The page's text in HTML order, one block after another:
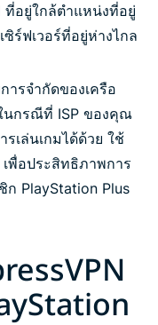
ที่อยู่ใกล้ตำแหน่งที่อยู่
ร์ฟเวอร์ที่อยู่ห่างไกล
ารจำกัดของเครือ
นกรณีที่ ISP ของคุณ
เล่นเกมได้ด้วย ใช้
พื่อประสิทธิภาพการ
PlayStation Plus